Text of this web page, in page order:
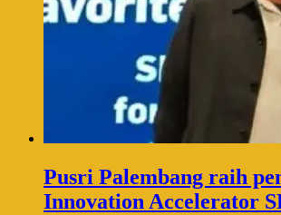
Pusri Palembang raih
Innovation Accelerator